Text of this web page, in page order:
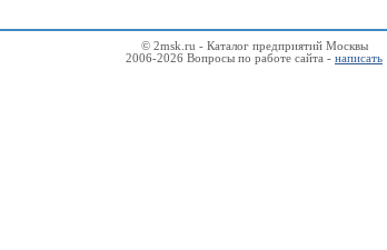
© 2msk.ru - Каталог предприятий Москвы
2006-2026 Вопросы по работе сайта - написать